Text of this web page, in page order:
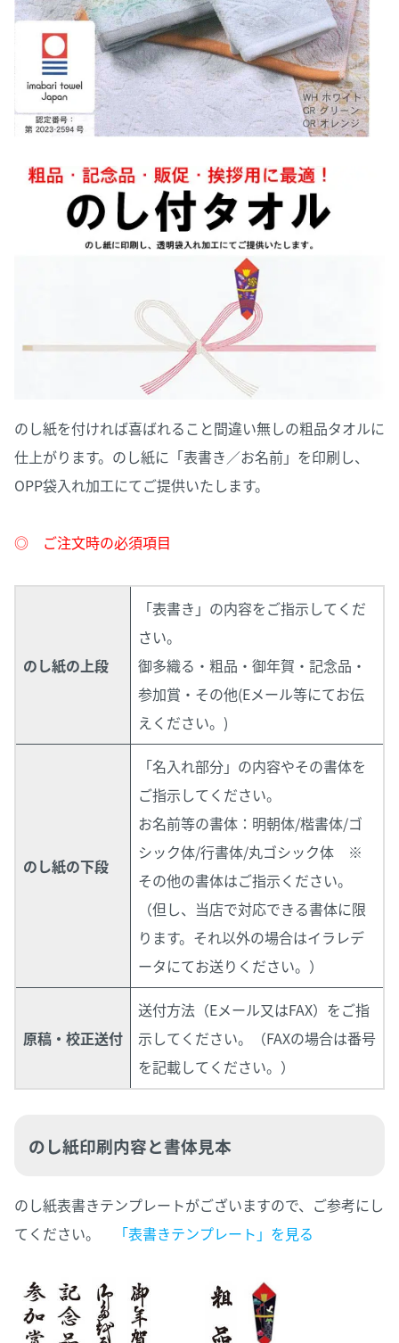
のし紙を付ければ喜ばれること間違い無しの粗品タオルに
仕上がります。のし紙に「表書き／お名前」を印刷し、
OPP袋入れ加工にてご提供いたします。
◎ ご注文時の必須項目
のし紙の上段
「表書き」の内容をご指示してくだ
さい。
御多織る・粗品・御年賀・記念品・
参加賞・その他(Eメール等にてお伝
えください。)
のし紙の下段
「名入れ部分」の内容やその書体を
ご指示してください。
お名前等の書体：明朝体/楷書体/ゴ
シック体/行書体/丸ゴシック体 ※
その他の書体はご指示ください。
（但し、当店で対応できる書体に限
ります。それ以外の場合はイラレデ
ータにてお送りください。）
原稿・校正送付
送付方法（Eメール又はFAX）をご指
示してください。（FAXの場合は番号
を記載してください。）
のし紙印刷内容と書体見本
のし紙表書きテンプレートがございますので、ご参考にし
てください。
「表書きテンプレート」を見る